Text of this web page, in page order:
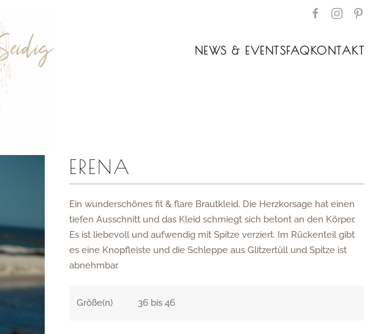
NEWS & EVENTSFAQKONTAKT
ERENA
Ein wunderschönes fit & flare Brautkleid. Die Herzkorsage hat einen
tiefen Ausschnitt und das Kleid schmiegt sich betont an den Körper.
Es ist liebevoll und aufwendig mit Spitze verziert. Im Rückenteil gibt
es eine Knopfleiste und die Schleppe aus Glitzertüll und Spitze ist
abnehmbar.
Größe(n) 36 bis 46